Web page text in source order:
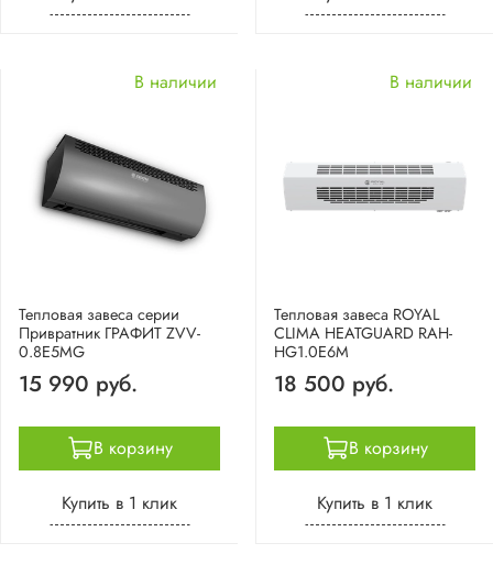
Тепловая завеса серии
Привратник ГРАФИТ ZVV-
0.8E5MG
В наличии
15 990 руб.
В корзину
Купить в 1 клик
Тепловая завеса ROYAL
CLIMA HEATGUARD RAH-
HG1.0E6M
В наличии
18 500 руб.
В корзину
Купить в 1 клик